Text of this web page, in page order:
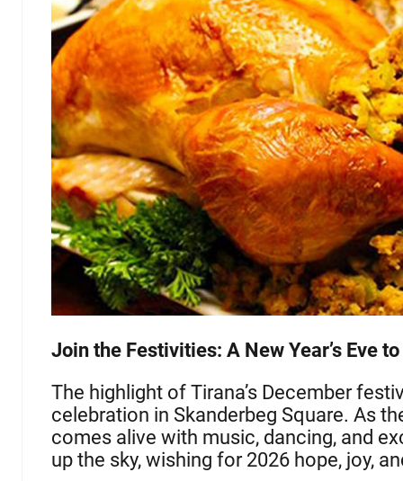
Join the Festivities: A New Year’s Eve
The highlight of Tirana’s December
celebration in Skanderbeg Square. As
comes alive with music, dancing, and
up the sky, wishing for 2026 hope, joy,